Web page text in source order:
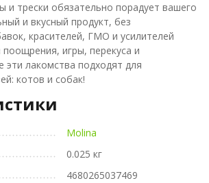
и трески обязательно порадует вашего
и вкусный продукт, без
красителей, ГМО и усилителей
поощрения, игры, перекуса и
эти лакомства подходят для
котов и собак!
Molina
0.025 кг
4680265037469